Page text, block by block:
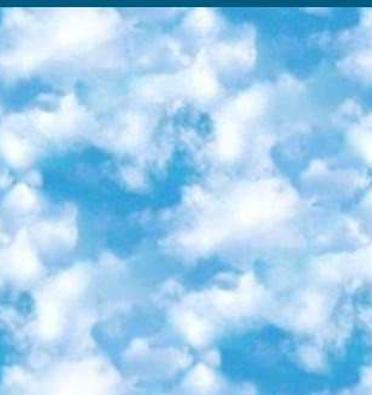
образовательная площадка Рунета. Здесь вы найдёте сотни текстовых и видеокурсов на десятки различных тем — от программирования до психологии. Многие курсы подготовлены российскими университетами и крупными международными компаниями вроде Intel и Microsoft. Самостоятельное обучение бесплатное, но желающие могут оплатить услуги персональных наставников. 2. «Смартия» знакомит с актуальными профессиями и подсказывает, как им обучаться. Выбрав заинтересовавшую вас специальность — SMM-специалист, фотограф, веб-дизайнер или другую, — увидите список необходимых для неё умений. Чтобы вы могли освоить их самостоятельно, для каждого умения площадка отображает подборку ссылок на учебные материалы. Хотя «Смартия» ориентируется на русскоязычную аудиторию, часть контента всё же доступна только на английском. 3. «Лекторий Физтеха» Проект Московского физико-технического института (Физтеха). С его помощью вы можете смотреть онлайн серии лекций, записанные на видео в этом вузе. В числе доступных предметов — физика, биология, химия, информационные технологии и другие. К некоторым лекциям администрация ресурса прилагает готовые конспекты, которые можно скачивать в PDF-формате. 4. ITMOcourses Онлайн-площадка Санкт-Петербургского национального исследовательского университета информационных технологий, механики и оптики (ИТМО). Ресурс предоставляет свободный доступ к курсам, разработанным в этом вузе. Каталог материалов разбит на четыре категории: «Оптические системы и технологии», «Приборостроение и робототехника», «Информационные технологии» и «Биотехнологии». Курсы состоят из видеолекций, интерактивных демонстраций и заданий. 5. «КиберЛенинка» Электронная научная библиотека открытого доступа. Каталог площадки регулярно обрастает текстами статей из различных научных изданий. Сгруппированные по журналам и рубрикам публикации можно читать онлайн или скачивать целиком в PDF-формате. Проект нацелен на популяризацию науки за счёт открытого доступа к качественной информации. 6. «ПостНаука» На этом ресурсе публикуют подборки видеолекций, составленные экспертами из разных отраслей и объединённые общими темами. Среди них, к примеру, есть серии «Биоинформатика и геномика», «Культура средневековой Скандинавии» и Cinema Studies о теории кино. Каждая подборка лекций — логически связанная история, рассказанная экспертом от первого лица. Кроме того, на сайте появляются научно-образовательные статьи и тесты на разные темы. 7. «Newочём» Команда проекта «Newочём» отбирает самые интересные тексты из англоязычных СМИ и переводит те из них, за которые голосуют участники сообщества «ВКонтакте». По большей части это научно-популярные статьи. Редакторы придумывают лишь заголовки, в остальном содержание переводов соответствует оригиналам. Полные тексты можно читать прямо в социальной сети. 8. InternetUrok Онлайн-база материалов по основным дисциплинам школьной программы. Информация на сайте структурирована по классам, предметам и темам (урокам). Каждый урок состоит из видеолекций и конспектов. Есть также интерактивные тренажёры и тесты для закрепления пройденного материала. Даже если вы давно окончили